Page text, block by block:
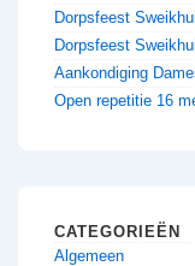
Dorpsfeest
Dorpsfeest
Aankondiging
Open repetitie 16
CATEGORIEËN
Algemeen